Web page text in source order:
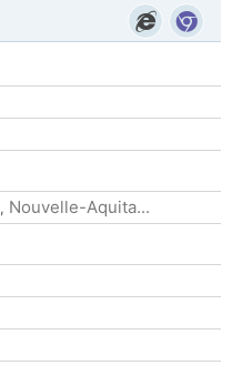
, Nouvelle-Aquita...